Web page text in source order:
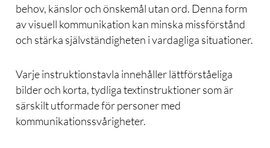
behov, känslor och önskemål utan ord. Denna form
av visuell kommunikation kan minska missförstånd
och stärka självständigheten i vardagliga situationer.
Varje instruktionstavla innehåller lättförståeliga
bilder och korta, tydliga textinstruktioner som är
särskilt utformade för personer med
kommunikationssvårigheter.